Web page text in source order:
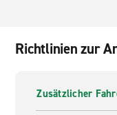
Richtlinien zur
Zusätzlicher